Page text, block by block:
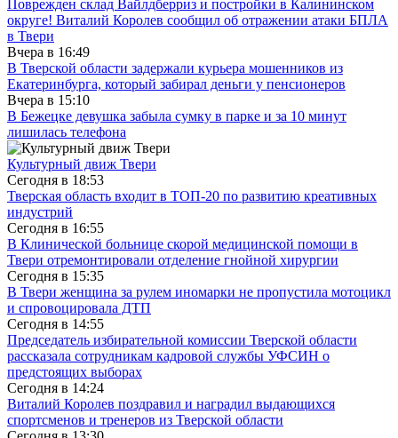
Поврежден склад Вайлдберриз и постройки в Калининском
округе! Виталий Королев сообщил об отражении атаки БПЛА
в Твери
Вчера в 16:49
В Тверской области задержали курьера мошенников из
Екатеринбурга, который забирал деньги у пенсионеров
Вчера в 15:10
В Бежецке девушка забыла сумку в парке и за 10 минут
лишилась телефона
Культурный движ Твери
Сегодня в 18:53
Тверская область входит в ТОП-20 по развитию креативных
индустрий
Сегодня в 16:55
В Клинической больнице скорой медицинской помощи в
Твери отремонтировали отделение гнойной хирургии
Сегодня в 15:35
В Твери женщина за рулем иномарки не пропустила мотоцикл
и спровоцировала ДТП
Сегодня в 14:55
Председатель избирательной комиссии Тверской области
рассказала сотрудникам кадровой службы УФСИН о
предстоящих выборах
Сегодня в 14:24
Виталий Королев поздравил и наградил выдающихся
спортсменов и тренеров из Тверской области